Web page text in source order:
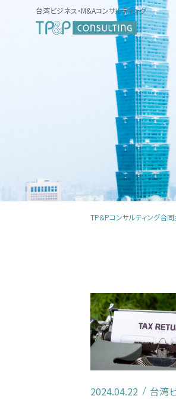
台湾ビジネス・M&Aコンサルティング
TP&Pコンサルティング合
2024.04.22 台湾